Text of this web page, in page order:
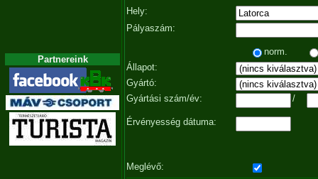
Partnereink
Hely:
Pályaszám:
norm.
Állapot:
Gyártó:
Gyártási szám/év:
/
Érvényesség dátuma:
Meglévő: